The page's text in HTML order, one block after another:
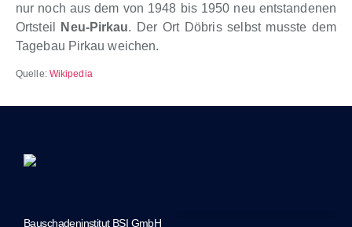
nur noch aus dem von 1948 bis 1950 neu entstandenen
Ortsteil
Neu-Pirkau. Der Ort Döbris selbst musste dem
Tagebau Pirkau weichen.
Quelle: Wikipedia
Bauschadeninstitut BSI GmbH